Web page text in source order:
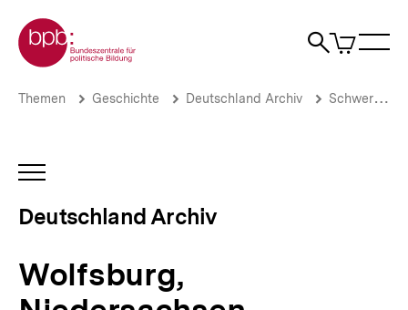
zum
Seiteninhalt
springen
Zur Startseite der bpb
Suche
Artikel
im
Wolfsburg,
Archiv
Brotkrümelnavigation
Pfadnavigation
Themen Geschichte Deutschland Archiv Schwerpunkte
INHALTSNAVIGATION
Deutschland Archiv
Wolfsburg,